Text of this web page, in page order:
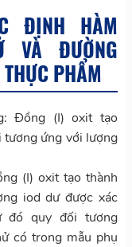
ĐỊNH HÀM
VÀ ĐƯỜNG
PHẨM
Đồng (I) oxit tạo
tương ứng với lượng
(I) oxit tạo thành
iod dư được xác
đó quy đối tương
có trong mẫu phụ